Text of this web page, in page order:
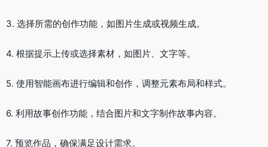
3. 选择所需的创作功能，如图片生成或视频生成。
4. 根据提示上传或选择素材，如图片、文字等。
5. 使用智能画布进行编辑和创作，调整元素布局和样式。
6. 利用故事创作功能，结合图片和文字制作故事内容。
7. 预览作品，确保满足设计需求。